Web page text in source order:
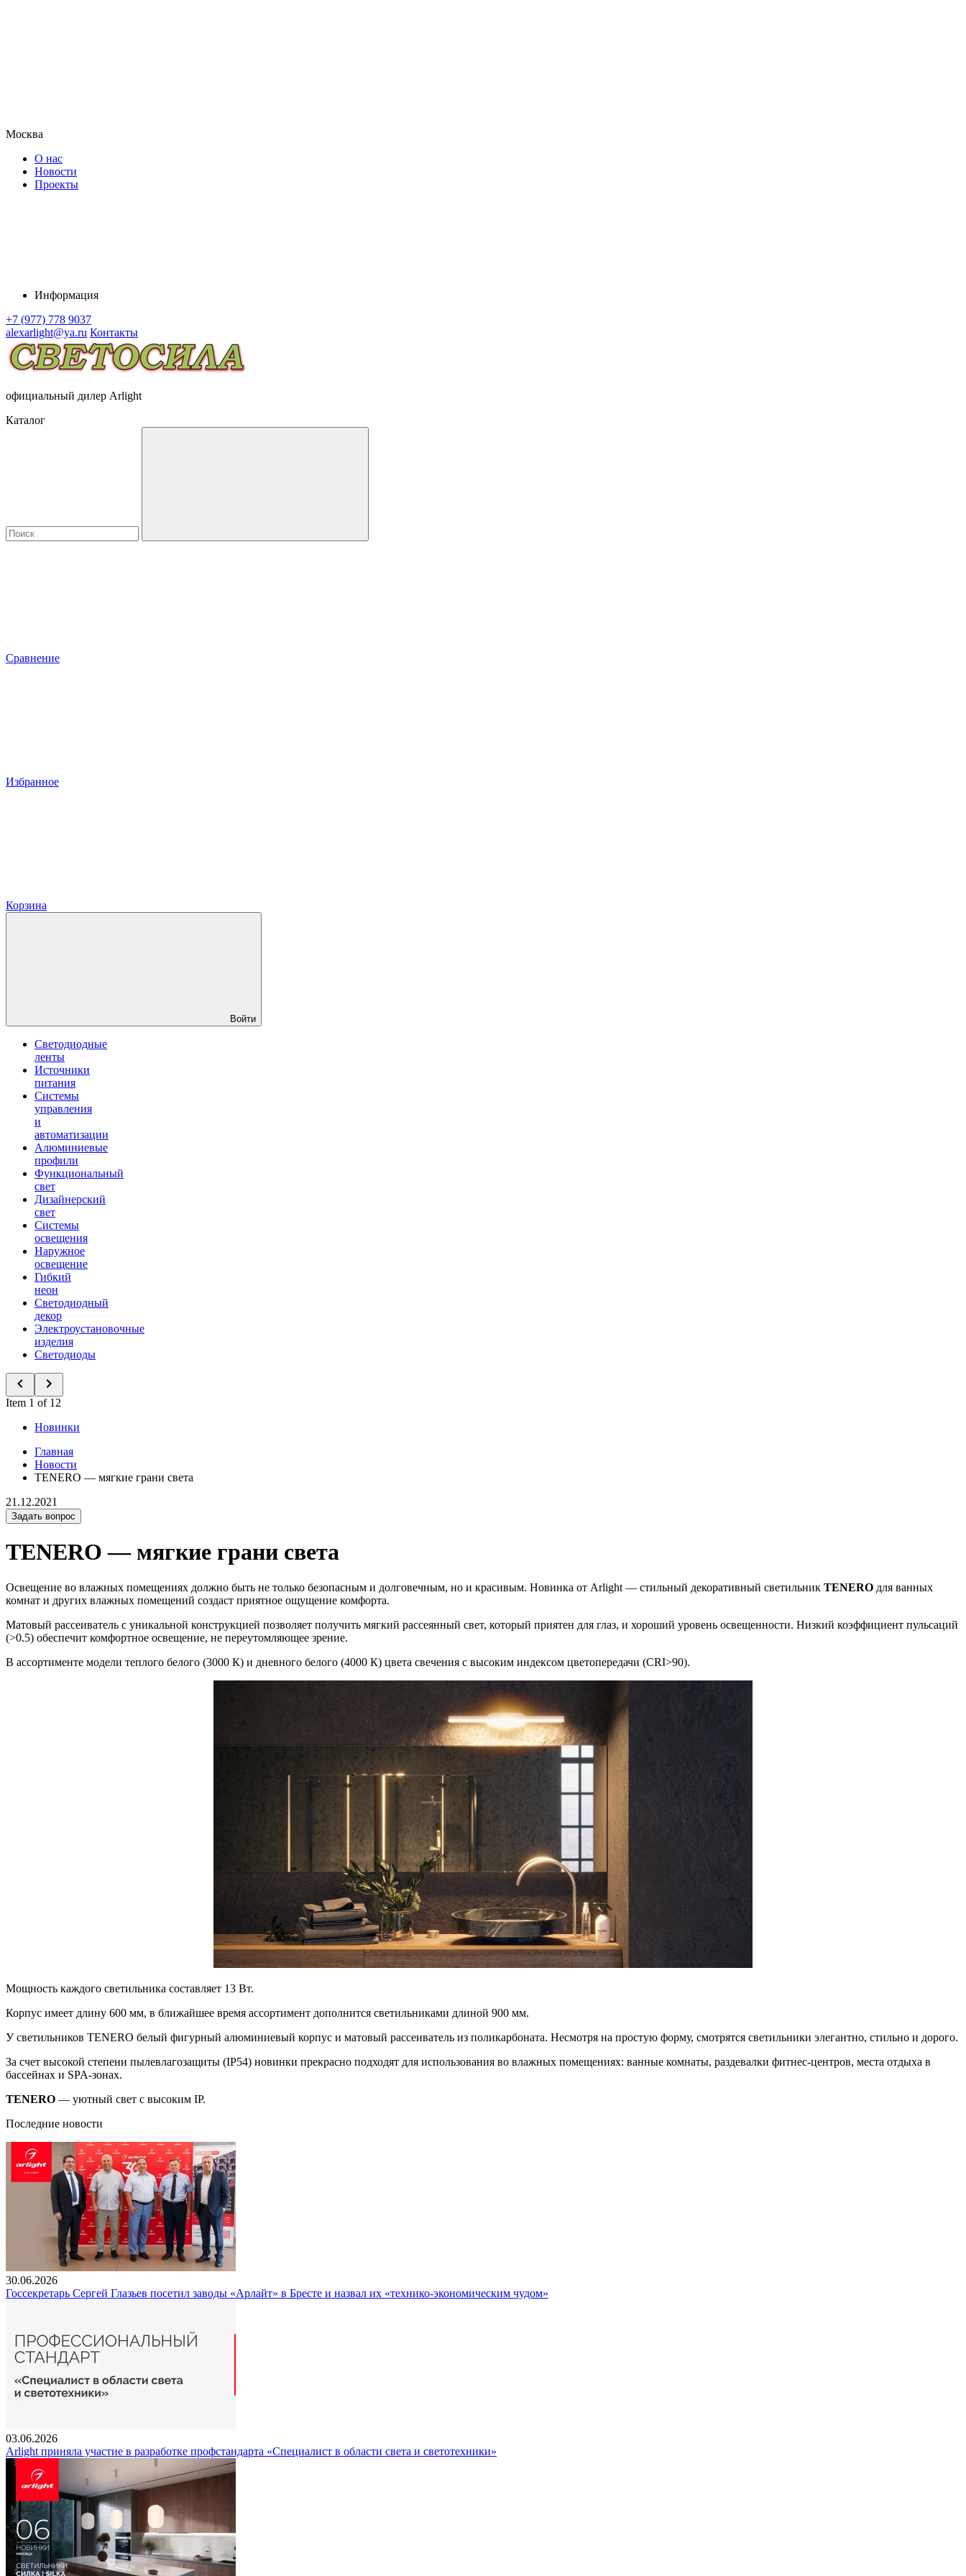
Москва
О нас
Новости
Проекты
Информация
+7 (977) 778 9037
alexarlight@ya.ru Контакты
официальный дилер Arlight
Каталог
Сравнение
Избранное
Корзина
Войти
Светодиодные
ленты
Источники
питания
Системы
управления
и
автоматизации
Алюминиевые
профили
Функциональный
свет
Дизайнерский
свет
Системы
освещения
Наружное
освещение
Гибкий
неон
Светодиодный
декор
Электроустановочные
изделия
Светодиоды
Item 1 of 12
Новинки
Главная
Новости
TENERO — мягкие грани света
21.12.2021
Задать вопрос
TENERO — мягкие грани света
Освещение во влажных помещениях должно быть не только безопасным и долговечным, но и красивым. Новинка от Arlight — стильный декоративный светильник TENERO для ванных
комнат и других влажных помещений создаст приятное ощущение комфорта.
Матовый рассеиватель с уникальной конструкцией позволяет получить мягкий рассеянный свет, который приятен для глаз, и хороший уровень освещенности. Низкий коэффициент пульсаций
(˃0.5) обеспечит комфортное освещение, не переутомляющее зрение.
В ассортименте модели теплого белого (3000 К) и дневного белого (4000 К) цвета свечения с высоким индексом цветопередачи (CRI>90).
Мощность каждого светильника составляет 13 Вт.
Корпус имеет длину 600 мм, в ближайшее время ассортимент дополнится светильниками длиной 900 мм.
У светильников TENERO белый фигурный алюминиевый корпус и матовый рассеиватель из поликарбоната. Несмотря на простую форму, смотрятся светильники элегантно, стильно и дорого.
За счет высокой степени пылевлагозащиты (IP54) новинки прекрасно подходят для использования во влажных помещениях: ванные комнаты, раздевалки фитнес-центров, места отдыха в
бассейнах и SPA-зонах.
TENERO — уютный свет с высоким IP.
Последние новости
30.06.2026
Госсекретарь Сергей Глазьев посетил заводы «Арлайт» в Бресте и назвал их «технико-экономическим чудом»
03.06.2026
Arlight приняла участие в разработке профстандарта «Специалист в области света и светотехники»